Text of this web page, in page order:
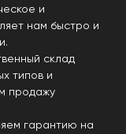
и
нам быстро и
склад
типов и
продажу
гарантию на